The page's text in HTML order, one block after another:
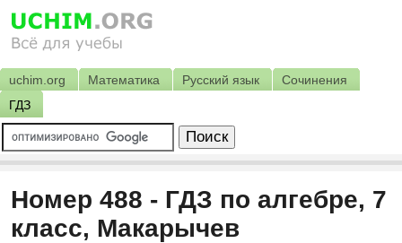
uchim.org Математика Русский язык
Сочинения
ГДЗ
Номер 488 - ГДЗ по алгебре, 7
класс, Макарычев